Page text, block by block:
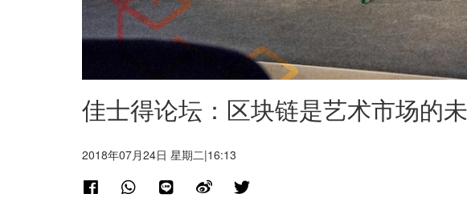
佳士得论坛：区块链是艺术市场的
2018年07月24日 星期二|16:13